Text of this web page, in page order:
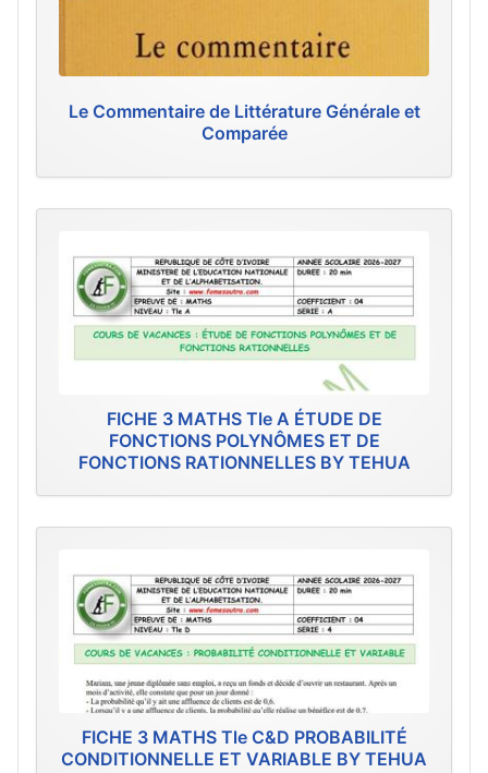
Le Commentaire de Littérature Générale et
Comparée
FICHE 3 MATHS Tle A ÉTUDE DE
FONCTIONS POLYNÔMES ET DE
FONCTIONS RATIONNELLES BY TEHUA
FICHE 3 MATHS Tle C&D PROBABILITÉ
CONDITIONNELLE ET VARIABLE BY TEHUA